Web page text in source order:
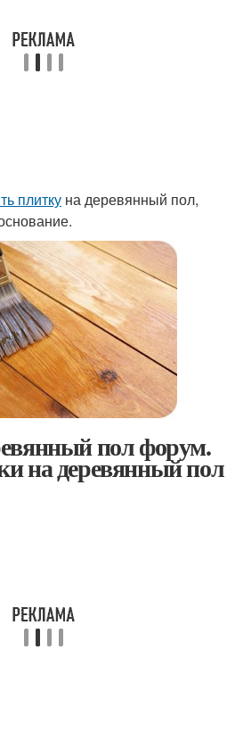
плитку на деревянный пол,
пол форум.
на деревянный пол